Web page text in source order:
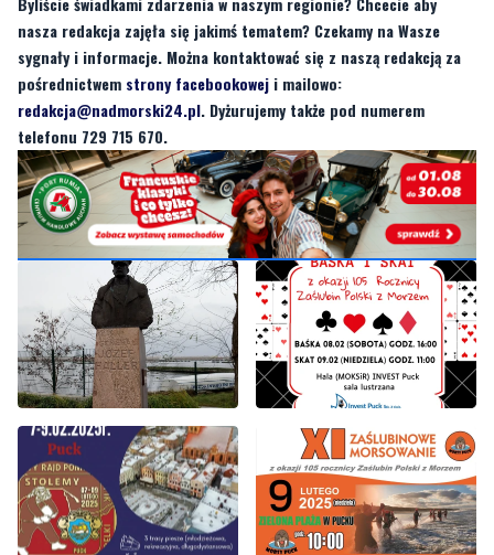
nasza redakcja zajęła się jakimś tematem? Czekamy na Wasze
sygnały i informacje. Można kontaktować się z naszą redakcją za
pośrednictwem strony facebookowej i mailowo:
redakcja@nadmorski24.pl. Dyżurujemy także pod numerem
telefonu 729 715 670.